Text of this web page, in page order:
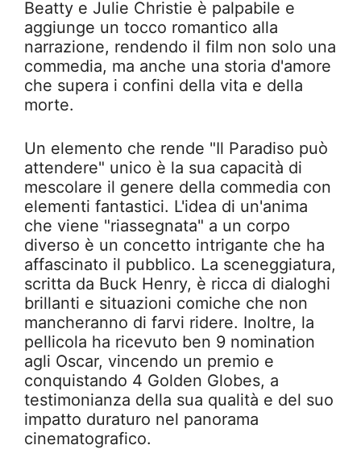
Beatty e Julie Christie è palpabile e
aggiunge un tocco romantico alla
narrazione, rendendo il film non solo una
commedia, ma anche una storia d'amore
che supera i confini della vita e della
morte.
Un elemento che rende "Il Paradiso può
attendere" unico è la sua capacità di
mescolare il genere della commedia con
elementi fantastici. L'idea di un'anima
che viene "riassegnata" a un corpo
diverso è un concetto intrigante che ha
affascinato il pubblico. La sceneggiatura,
scritta da Buck Henry, è ricca di dialoghi
brillanti e situazioni comiche che non
mancheranno di farvi ridere. Inoltre, la
pellicola ha ricevuto ben 9 nomination
agli Oscar, vincendo un premio e
conquistando 4 Golden Globes, a
testimonianza della sua qualità e del suo
impatto duraturo nel panorama
cinematografico.